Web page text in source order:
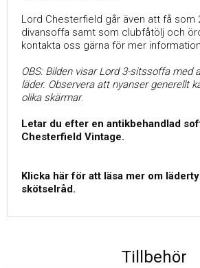
Lord Chesterfield går även att få som
divansoffa samt som clubfåtölj och
kontakta oss gärna för mer
OBS: Bilden visar Lord 3-sitssoffa med
läder. Observera att nyanser generellt
olika skärmar.
Letar du efter en antikbehandlad
Chesterfield Vintage.
Klicka här för att läsa mer om
skötselråd.
Tillbehör